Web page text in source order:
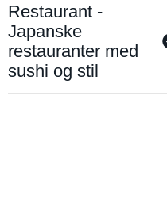
Restaurant -
Japanske
restauranter med
sushi og stil